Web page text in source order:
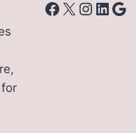
Facebook
X